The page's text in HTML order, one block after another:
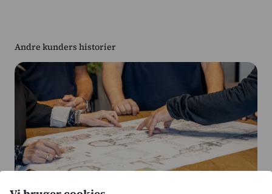
Andre kunders historier